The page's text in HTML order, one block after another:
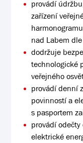
provádí
zařízení
nad Labem
dodržuje
technologické
veřejného
provádí denní
povinností a
s pasportem
provádí
elektrické